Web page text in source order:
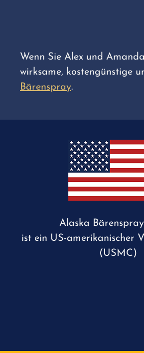
Wenn Sie Alex und
wirksame, kostengünstige
Bärenspray.
Alaska
ist ein US-amerikanischer
(USMC)